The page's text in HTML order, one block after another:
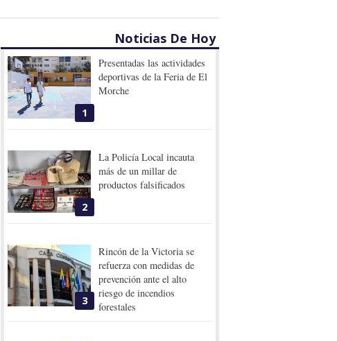
Noticias De Hoy
1
Presentadas las actividades
deportivas de la Feria de El
Morche
2
La Policía Local incauta
más de un millar de
productos falsificados
3
Rincón de la Victoria se
refuerza con medidas de
prevención ante el alto
riesgo de incendios
forestales